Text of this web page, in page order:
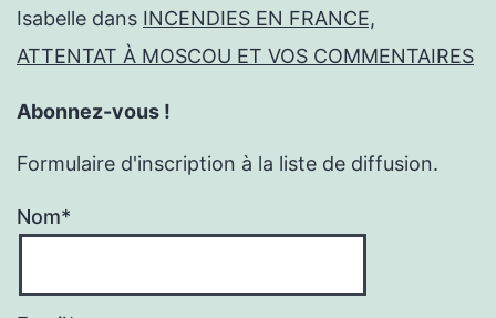
Isabelle dans INCENDIES EN FRANCE,
ATTENTAT À MOSCOU ET VOS COMMENTAIRES
Abonnez-vous !
Formulaire d'inscription à la liste de diffusion.
Nom*